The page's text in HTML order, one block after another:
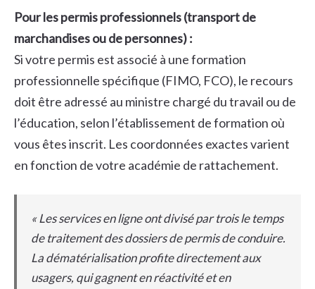
Pour les permis professionnels (transport de
marchandises ou de personnes) :
Si votre permis est associé à une formation
professionnelle spécifique (FIMO, FCO), le recours
doit être adressé au ministre chargé du travail ou de
l’éducation, selon l’établissement de formation où
vous êtes inscrit. Les coordonnées exactes varient
en fonction de votre académie de rattachement.
« Les services en ligne ont divisé par trois le temps
de traitement des dossiers de permis de conduire.
La dématérialisation profite directement aux
usagers, qui gagnent en réactivité et en